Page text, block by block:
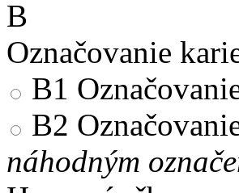
B
Označovanie
B1
B2
náhodným